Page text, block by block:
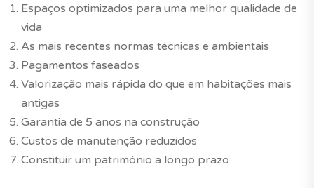
Espaços optimizados para uma melhor qualidade de
vida
As mais recentes normas técnicas e ambientais
Pagamentos faseados
Valorização mais rápida do que em habitações mais
antigas
Garantia de 5 anos na construção
Custos de manutenção reduzidos
Constituir um património a longo prazo